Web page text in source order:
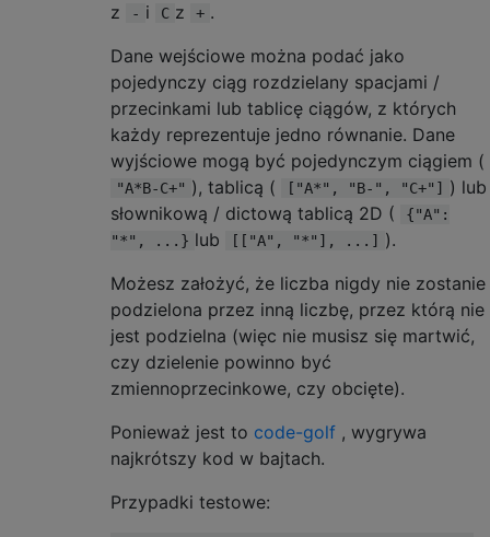
z - i C z + .
Dane wejściowe można podać jako
pojedynczy ciąg rozdzielany spacjami /
przecinkami lub tablicę ciągów, z których
każdy reprezentuje jedno równanie. Dane
wyjściowe mogą być pojedynczym ciągiem (
"A*B-C+" ), tablicą ( ["A*", "B-", "C+"]
) lub
słownikową / dictową tablicą 2D (
{"A":
"*", ...} lub [["A", "*"], ...]
).
Możesz założyć, że liczba nigdy nie zostanie
podzielona przez inną liczbę, przez którą nie
jest podzielna (więc nie musisz się martwić,
czy dzielenie powinno być
zmiennoprzecinkowe, czy obcięte).
Ponieważ jest to code-golf , wygrywa
najkrótszy kod w bajtach.
Przypadki testowe: